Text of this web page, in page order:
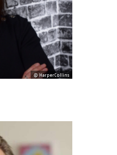
© HarperCollins